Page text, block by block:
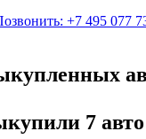
+7 495 077
7 авто